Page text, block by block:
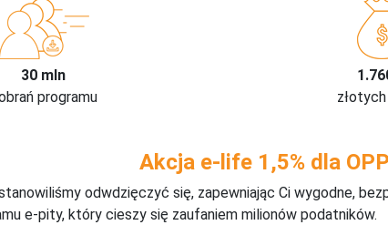
30 mln
programu
Akcja e-life 1,5% dla
odwdzięczyć się, zapewniając Ci wygodne,
e-pity, który cieszy się zaufaniem milionów podatników.